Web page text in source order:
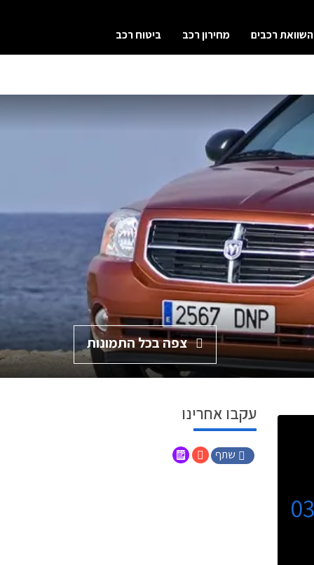
השוואת רכבים מחירון רכב ביטוח רכב
צפה בכל התמונות
עקבו אחרינו
שתף